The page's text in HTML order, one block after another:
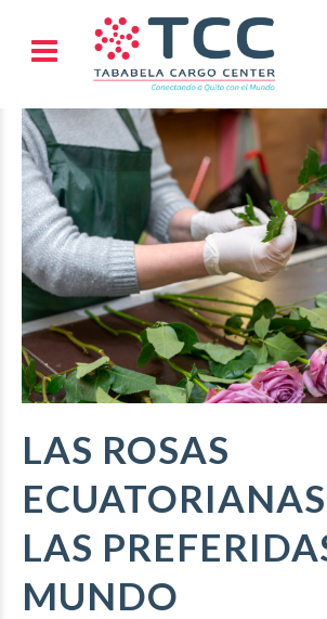
LAS ROSAS
LAS
MUNDO